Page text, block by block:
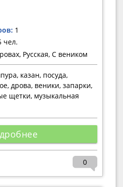
1
чел.
Русская, С веником
казан, посуда,
дрова, веники, запарки,
щетки, музыкальная
0